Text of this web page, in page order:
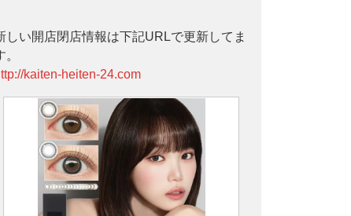
しい開店閉店情報は下記URLで更新してま
。
kaiten-heiten-24.com